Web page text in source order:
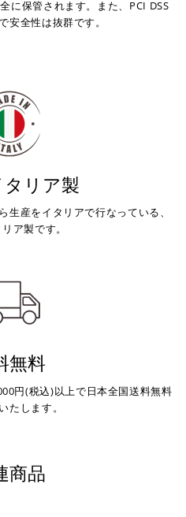
致しますので、指定の口座に
を手配させて頂きます。
場合はご注文をキャンセルさ
ださい。
に保管されます。また、PCI DSS
安全性は抜群です。
タリア製
産をイタリアで行なっている、
ア製です。
無料
円(税込)以上で日本全国送料無料
たします。
商品